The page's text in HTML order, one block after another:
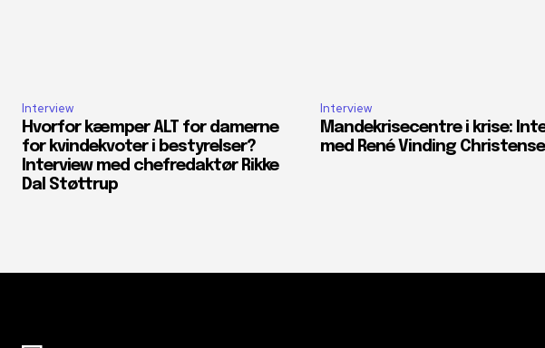
Interview
Hvorfor kæmper ALT for damerne
for kvindekvoter i bestyrelser?
Interview med chefredaktør Rikke
Dal Støttrup
Interview
Mandekrisecentre i krise:
med René Vinding